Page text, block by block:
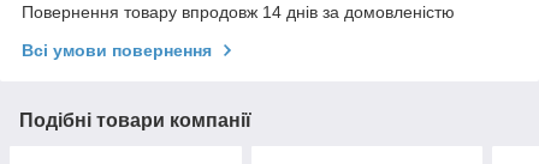
Повернення товару впродовж 14 днів за домовленістю
Всі умови повернення
Подібні товари компанії